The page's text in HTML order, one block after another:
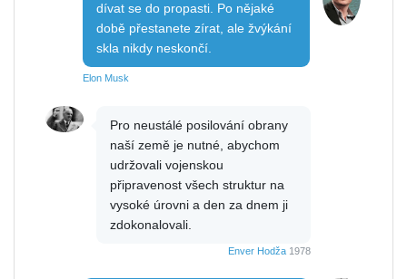
dívat se do propasti. Po nějaké
době přestanete zírat, ale žvýkání
skla nikdy neskončí.
Elon Musk
Pro neustálé posilování obrany
naší země je nutné, abychom
udržovali vojenskou
připravenost všech struktur na
vysoké úrovni a den za dnem ji
zdokonalovali.
Enver Hodža 1978